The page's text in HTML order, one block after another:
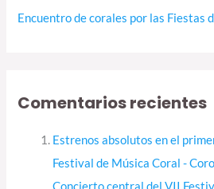
Encuentro de corales por las Fiestas
Comentarios recientes
Estrenos absolutos en el
Festival de Música Coral -